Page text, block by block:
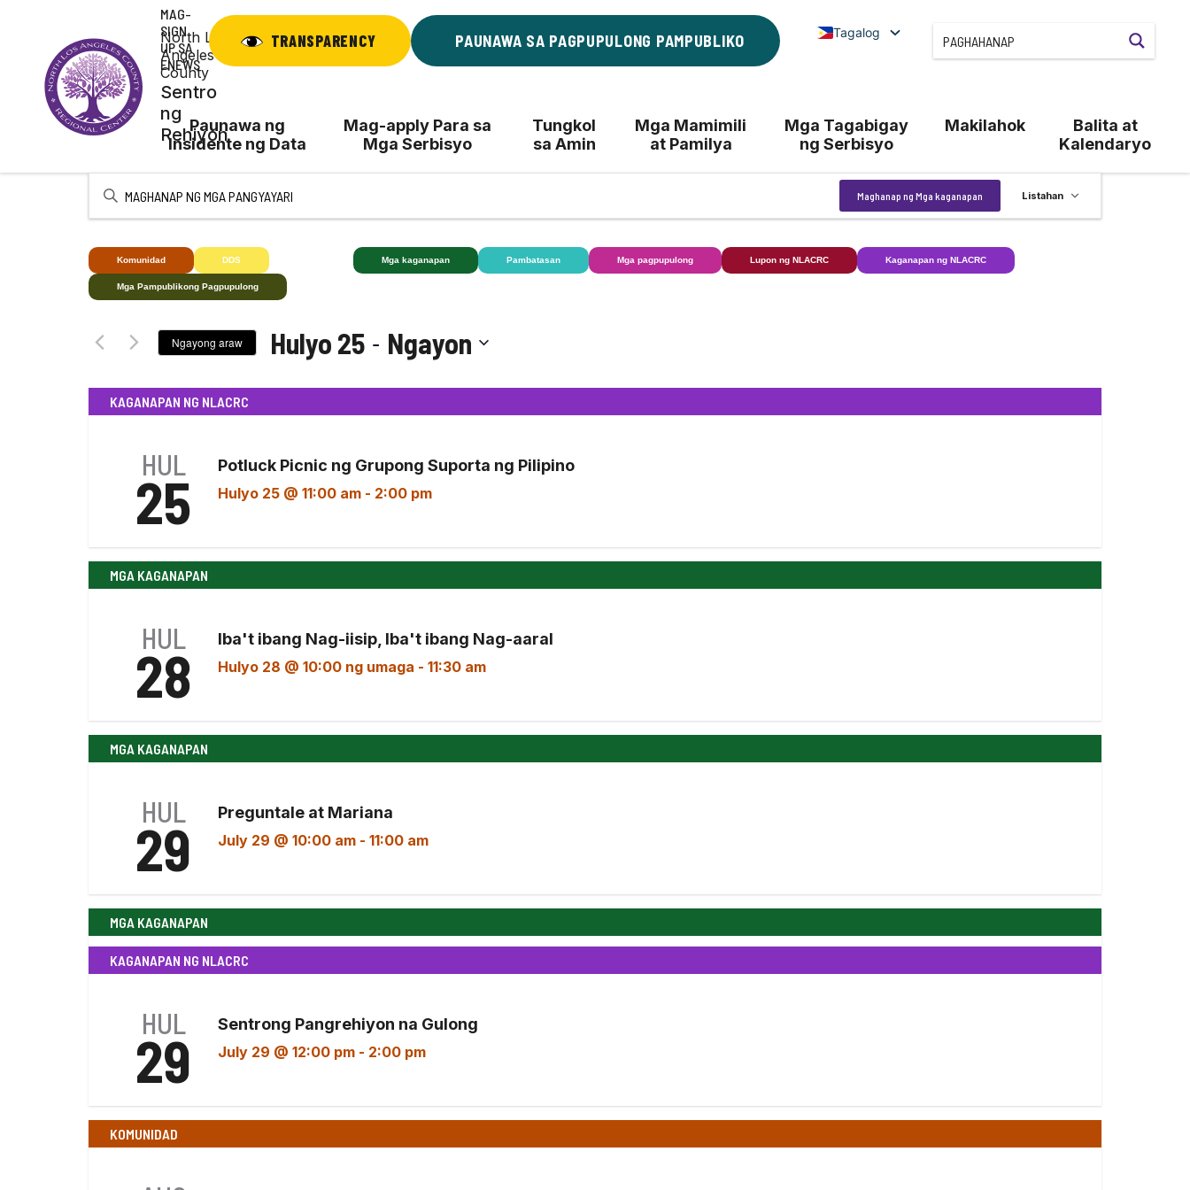
nilalaman
North Los
Angeles
County
Sentro
ng
Rehiyon
MAG-
SIGN
UP SA
ENEWS
TRANSPARENCY PAUNAWA SA PAGPUPULONG PAMPUBLIKO Tagalog
Paunawa ng
Insidente ng Data
Mag-apply Para sa
Mga Serbisyo
Tungkol
sa Amin
Mga Mamimili
at Pamilya
Mga Tagabigay
ng Serbisyo
Makilahok
Balita at
Kalendaryo
Ipasok
Maghanap
ng
Mga
sa
pamamagitan
Keyword.
Maghanap ng Mga kaganapan Listahan
Komunidad DDS Mga kaganapan Pambatasan Mga pagpupulong Lupon ng NLACRC Kaganapan ng NLACRC
Mga Pampublikong Pagpupulong
Ngayong araw Hulyo 25 - Ngayon
ng
petsa.
KAGANAPAN NG NLACRC
HUL
25
Potluck Picnic ng Grupong Suporta ng Pilipino
Hulyo 25 @ 11:00 am- 2:00 pm
MGA KAGANAPAN
HUL
28
Iba't ibang Nag-iisip, Iba't ibang Nag-aaral
Hulyo 28 @ 10:00 ng umaga - 11:30 am
MGA KAGANAPAN
HUL
29
Preguntale at Mariana
July 29 @ 10:00 am- 11:00 am
MGA KAGANAPAN
KAGANAPAN NG NLACRC
HUL
29
Sentrong Pangrehiyon na Gulong
July 29 @ 12:00 pm- 2:00 pm
KOMUNIDAD